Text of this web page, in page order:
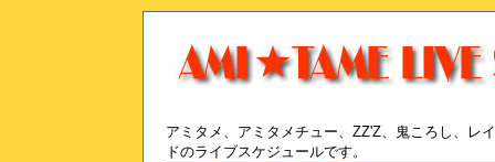
アミタメ、アミタメチュー、ZZ'Z、鬼ころし、レ
ドのライブスケジュールです。